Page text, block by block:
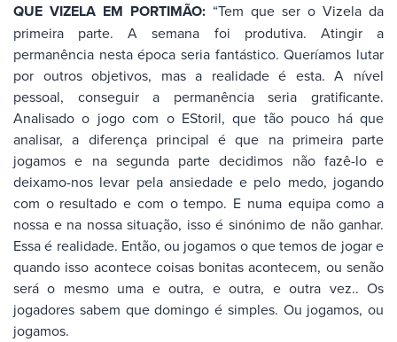
QUE VIZELA EM PORTIMÃO: “Tem que ser o Vizela da
primeira parte. A semana foi produtiva. Atingir a
permanência nesta época seria fantástico. Queríamos lutar
por outros objetivos, mas a realidade é esta. A nível
pessoal, conseguir a permanência seria gratificante.
Analisado o jogo com o EStoril, que tão pouco há que
analisar, a diferença principal é que na primeira parte
jogamos e na segunda parte decidimos não fazê-lo e
deixamo-nos levar pela ansiedade e pelo medo, jogando
com o resultado e com o tempo. E numa equipa como a
nossa e na nossa situação, isso é sinónimo de não ganhar.
Essa é realidade. Então, ou jogamos o que temos de jogar e
quando isso acontece coisas bonitas acontecem, ou senão
será o mesmo uma e outra, e outra, e outra vez.. Os
jogadores sabem que domingo é simples. Ou jogamos, ou
jogamos.